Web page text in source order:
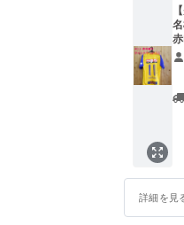
名
入
詳細を見